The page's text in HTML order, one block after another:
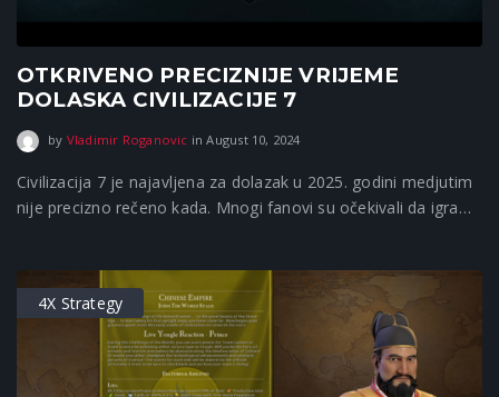
OTKRIVENO PRECIZNIJE VRIJEME
DOLASKA CIVILIZACIJE 7
by Vladimir Roganovic inAugust 10, 2024September 16, 2025
Civilizacija 7 je najavljena za dolazak u 2025. godini medjutim
nije precizno rečeno kada. Mnogi fanovi su očekivali da igra…
4X Strategy